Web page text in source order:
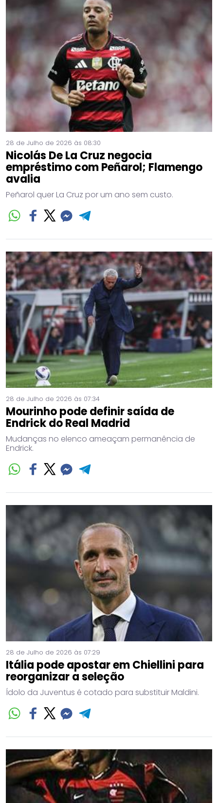
28 de Julho de 2026 às 08:30
Nicolás De La Cruz negocia
empréstimo com Peñarol; Flamengo
avalia
Peñarol quer La Cruz por um ano sem custo.
28 de Julho de 2026 às 07:34
Mourinho pode definir saída de
Endrick do Real Madrid
Mudanças no elenco ameaçam permanência de
Endrick.
28 de Julho de 2026 às 07:29
Itália pode apostar em Chiellini para
reorganizar a seleção
Ídolo da Juventus é cotado para substituir Maldini.